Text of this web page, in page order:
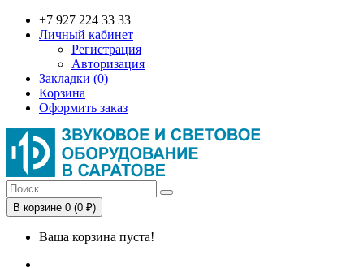
+7 927 224 33 33
Личный кабинет
Регистрация
Авторизация
Закладки (0)
Корзина
Оформить заказ
В корзине 0 (0 ₽)
Ваша корзина пуста!